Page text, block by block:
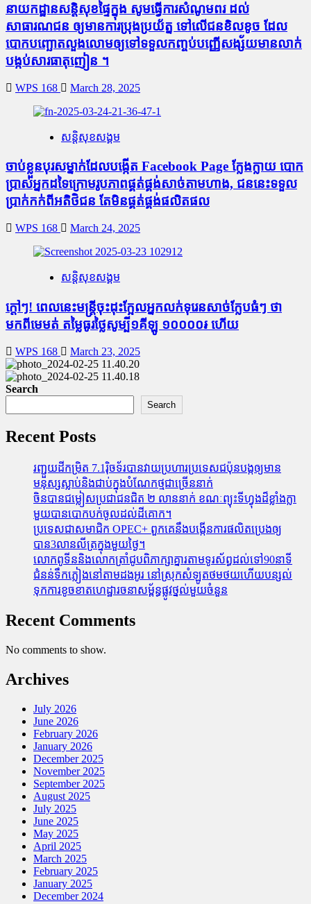
នាយកដ្ឋានសន្តិសុខផ្ទៃក្នុង សូមធ្វើការសំណូមពរ ដល់
សាធារណជន ឲ្យមានការប្រុងប្រយ័ត្ន ទៅលើជនខិលខូច ដែល
បោកបញ្ឆោតលួងលោមឲ្យទៅទទួលកញ្ចប់បញ្ញើសង្ស័យមានលាក់
បង្កប់សារធាតុញៀន ។
WPS 168 March 28, 2025
សន្តិសុខសង្គម
ចាប់ខ្លួនបុរសម្នាក់ដែលបង្កើត Facebook Page ក្លែងក្លាយ បោក
ប្រាស់អ្នកដទៃក្រោមរូបភាពផ្គត់ផ្គង់សាច់តាមហាង, ជននេះទទួល
ប្រាក់កក់ពីអតិថិជន តែមិនផ្គត់ផ្គង់ផលិតផល
WPS 168 March 24, 2025
សន្តិសុខសង្គម
ក្តៅៗ! ពេលនេះមន្រ្តីចុះដុះក្អែលអ្នកលក់ទុរេនសាច់ក្លែបធំៗ ថា
មកពីមេមត់ តម្លៃធូរថ្លៃសូម្បី១គីឡូ ១០០០០៛ ហើយ
WPS 168 March 23, 2025
Search
Search
Recent Posts
រញ្ជួយដីកម្រិត​ 7.1រ៉ិចទ័របានវាយប្រហារប្រទេសជប៉ុនបង្កឲ្យមាន
មនុស្សស្លាប់​និង​ជាប់ក្នុងបំណែកថ្មជាច្រើននាក់
ចិនបានជម្លៀសប្រជាជនជិត ២ លាននាក់ ខណៈព្យុះទីហ្វុងដ៏ខ្លាំងក្លា
មួយបានបោកបក់ចូលដល់ដីគោក។
ប្រទេសជាសមាជិក OPEC+​ ពួកគេនឹងបង្កើនការផលិតប្រេងឲ្យ
បាន3លានលីត្រក្នុងមួយថ្ងៃ។
លោកពូទីននិងលោកត្រាំជូបពិភាក្សាគ្នារតាមទូរស័ព្ធដល់ទៅ90នាទី
ជំនន់​ទឹកភ្លៀង​នៅ​តាម​ដងអូរ​ នៅ​ស្រុក​សំឡូត​ថមថយ​ហើយ​បន្សល់​
ទុក​ការ​ខូចខាត​ហេដ្ឋារចនាសម្ព័ន្ធ​ផ្លូវថ្នល់​មួយ​ចំនួន
Recent Comments
No comments to show.
Archives
July 2026
June 2026
February 2026
January 2026
December 2025
November 2025
September 2025
August 2025
July 2025
June 2025
May 2025
April 2025
March 2025
February 2025
January 2025
December 2024